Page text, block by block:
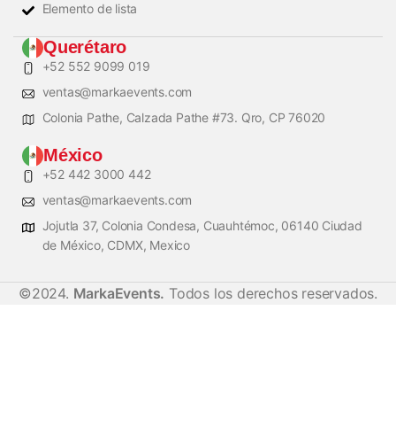
Elemento de lista
Querétaro
+52 552 9099 019
ventas@markaevents.com
Colonia Pathe, Calzada Pathe #73. Qro, CP 76020
México
+52 442 3000 442
ventas@markaevents.com
Jojutla 37, Colonia Condesa, Cuauhtémoc, 06140 Ciudad
de México, CDMX, Mexico
©2024. MarkaEvents. Todos los derechos reservados.